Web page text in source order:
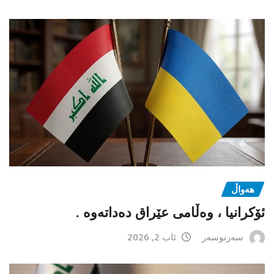
هەواڵ
ئۆکرانیا ، وەڵامی عێراق دەداتەوە .
سەرنوسەر ئاب 2, 2026